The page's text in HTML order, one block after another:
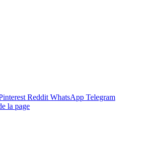
Reddit WhatsApp Telegram
la page